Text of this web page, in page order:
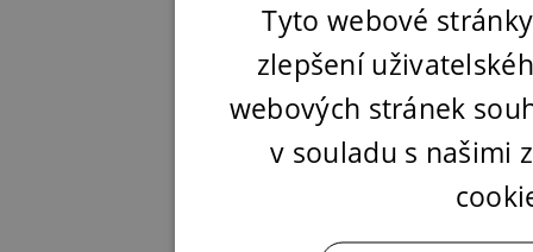
Tyto webové
zlepšení
webových stránek
v souladu s našimi